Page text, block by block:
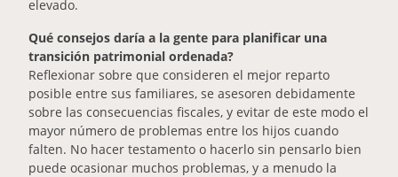
elevado.
Qué consejos daría a la gente para planificar una
transición patrimonial ordenada?
Reflexionar sobre que consideren el mejor reparto
posible entre sus familiares, se asesoren debidamente
sobre las consecuencias fiscales, y evitar de este modo el
mayor número de problemas entre los hijos cuando
falten. No hacer testamento o hacerlo sin pensarlo bien
puede ocasionar muchos problemas, y a menudo la